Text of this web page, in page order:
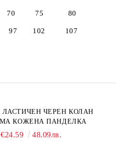
70 75 80
102 107
ЧЕРЕН КОЛАН
КОЖЕНА ПАНДЕЛКА
€24.59 48.09лв.